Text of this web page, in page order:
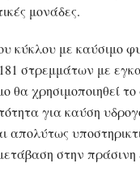
μονάδες.
με καύσιμο
181 στρεμμάτων με
χρησιμοποιηθεί
για καύση
απολύτως
στην πράσινη